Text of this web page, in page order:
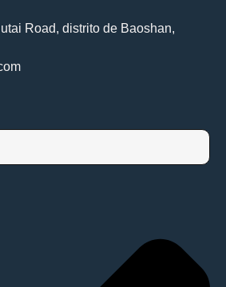
Road, distrito de Baoshan,